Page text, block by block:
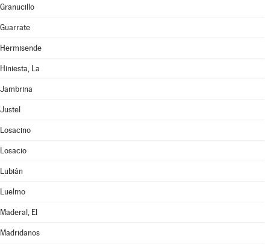
Granucillo
Guarrate
Hermisende
Hiniesta, La
Jambrina
Justel
Losacino
Losacio
Lubián
Luelmo
Maderal, El
Madridanos